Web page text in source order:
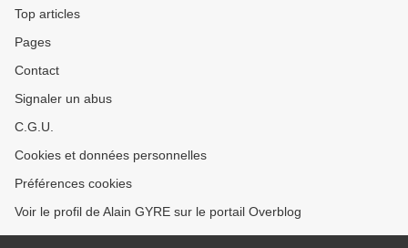
Top articles
Pages
Contact
Signaler un abus
C.G.U.
Cookies et données personnelles
Préférences cookies
Voir le profil de Alain GYRE sur le portail Overblog